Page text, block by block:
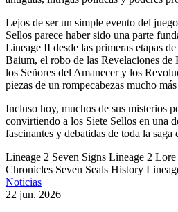
Lejos de ser un simple evento del
Sellos parece haber sido una parte
Lineage II desde las primeras etapas
Baium, el robo de las Revelaciones de
los Señores del Amanecer y los
piezas de un rompecabezas mucho
Incluso hoy, muchos de sus misterios
convirtiendo a los Siete Sellos en una
fascinantes y debatidas de toda la saga
Lineage 2 Seven Signs Lineage 2 Lore
Chronicles Seven Seals History
Noticias
22 jun. 2026